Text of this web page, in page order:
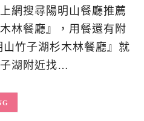
網搜尋陽明山餐廳推薦
林餐廳』，用餐還有附
竹子湖杉木林餐廳』就
湖附近找…